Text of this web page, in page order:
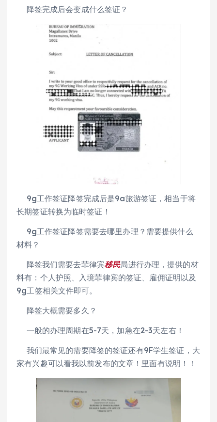
降签完成后会变成什么签证？
9g工作签证降签完成后是9a旅游签证，相当于将
长期签证转换为临时签证！
9g工作签证降签需要去哪里办理？需要提供什么
材料？
降签我们需要去菲律宾移民局进行办理，提供的材
料有：个人护照、入境菲律宾的签证、雇佣证明以及
9g工签相关文件即可。
降签大概需要多久？
一般的办理周期在5-7天，加急在2-3天左右！
我们最常见的需要降签的签证还有9F学生签证，大
家有兴趣可以看我以前发布的文章！里面有说明！！